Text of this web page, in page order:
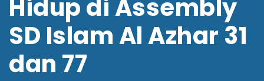
Hidup di Assembly
SD Islam Al Azhar 31
dan 77